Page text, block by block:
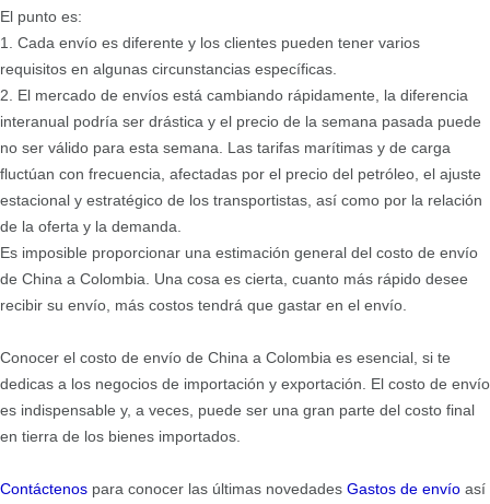
El punto es:
1. Cada envío es diferente y los clientes pueden tener varios
requisitos en algunas circunstancias específicas.
2. El mercado de envíos está cambiando rápidamente, la diferencia
interanual podría ser drástica y el precio de la semana pasada puede
no ser válido para esta semana. Las tarifas marítimas y de carga
fluctúan con frecuencia, afectadas por el precio del petróleo, el ajuste
estacional y estratégico de los transportistas, así como por la relación
de la oferta y la demanda.
Es imposible proporcionar una estimación general del costo de envío
de China a Colombia. Una cosa es cierta, cuanto más rápido desee
recibir su envío, más costos tendrá que gastar en el envío.
Conocer el costo de envío de China a Colombia es esencial, si te
dedicas a los negocios de importación y exportación. El costo de envío
es indispensable y, a veces, puede ser una gran parte del costo final
en tierra de los bienes importados.
Contáctenos para conocer las últimas novedades Gastos de envío así